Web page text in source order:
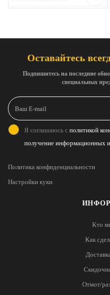
Кто
Как
Отмот/
Оставайтесь
Подпишитесь на последние
специальных
Я соглашаюсь с политикой
получение информационных
Политика конфиденциальности
Настройки куки